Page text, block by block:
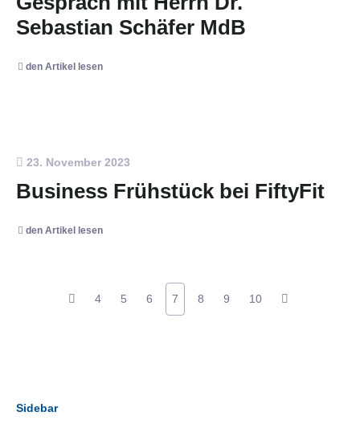
Sebastian Schäfer MdB
den Artikel lesen
23. November 2023
Business Frühstück bei FiftyFit
den Artikel lesen
4 5 6 7 8 9 10
Sidebar